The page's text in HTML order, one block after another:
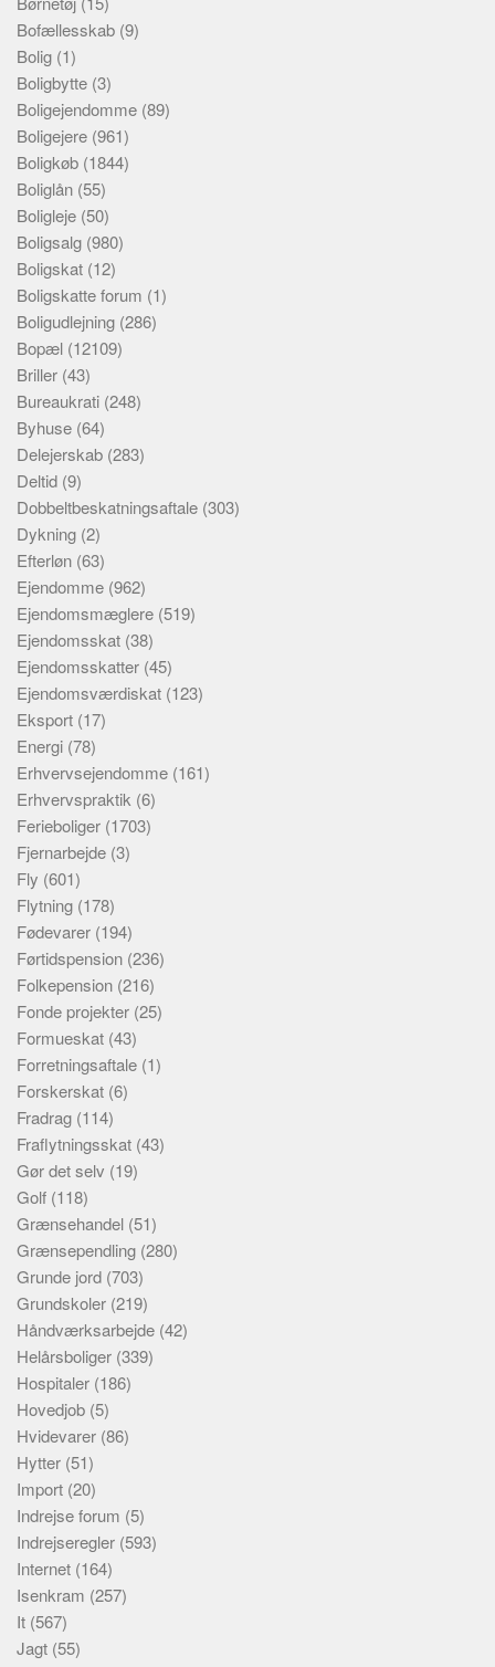
Bofællesskab (9)
Bolig (1)
Boligbytte (3)
Boligejendomme (89)
Boligejere (961)
Boligkøb (1844)
Boliglån (55)
Boligleje (50)
Boligsalg (980)
Boligskat (12)
Boligskatte forum (1)
Boligudlejning (286)
Bopæl (12109)
Briller (43)
Bureaukrati (248)
Byhuse (64)
Delejerskab (283)
Deltid (9)
Dobbeltbeskatningsaftale (303)
Dykning (2)
Efterløn (63)
Ejendomme (962)
Ejendomsmæglere (519)
Ejendomsskat (38)
Ejendomsskatter (45)
Ejendomsværdiskat (123)
Eksport (17)
Energi (78)
Erhvervsejendomme (161)
Erhvervspraktik (6)
Ferieboliger (1703)
Fjernarbejde (3)
Fly (601)
Flytning (178)
Fødevarer (194)
Førtidspension (236)
Folkepension (216)
Fonde projekter (25)
Formueskat (43)
Forretningsaftale (1)
Forskerskat (6)
Fradrag (114)
Fraflytningsskat (43)
Gør det selv (19)
Golf (118)
Grænsehandel (51)
Grænsependling (280)
Grunde jord (703)
Grundskoler (219)
Håndværksarbejde (42)
Helårsboliger (339)
Hospitaler (186)
Hovedjob (5)
Hvidevarer (86)
Hytter (51)
Import (20)
Indrejse forum (5)
Indrejseregler (593)
Internet (164)
Isenkram (257)
It (567)
Jagt (55)